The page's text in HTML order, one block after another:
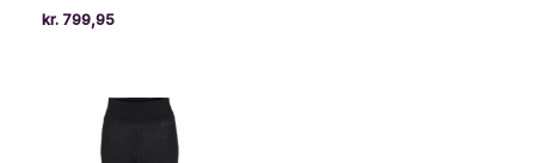
kr. 799,95